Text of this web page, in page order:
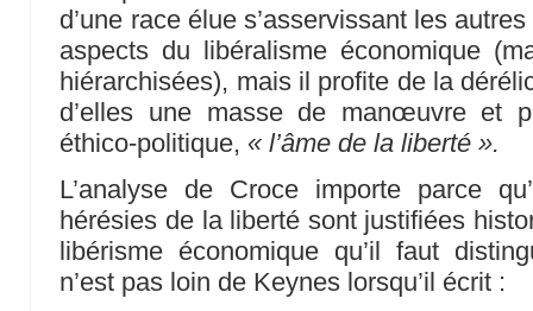
d’une race élue s’asservissant les
aspects du libéralisme économique
hiérarchisées), mais il profite de la
d’elles une masse de manœuvre et
éthico-politique, « l’âme de la liberté ».
L’analyse de Croce importe parce
hérésies de la liberté sont justifiées
libérisme économique qu’il faut
n’est pas loin de Keynes lorsqu’il écrit :